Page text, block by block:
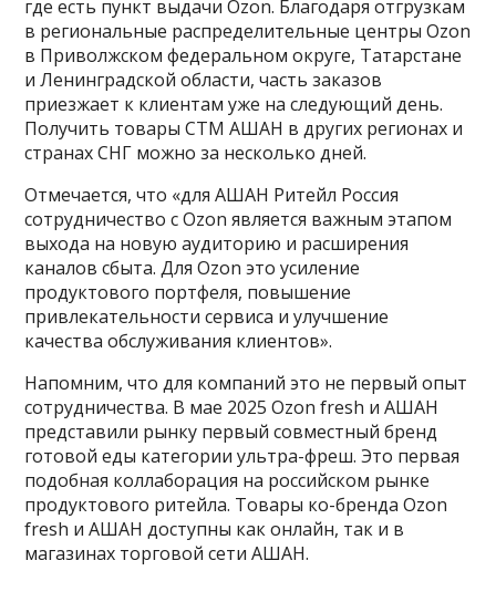
где есть пункт выдачи Ozon. Благодаря отгрузкам
в региональные распределительные центры Ozon
в Приволжском федеральном округе, Татарстане
и Ленинградской области, часть заказов
приезжает к клиентам уже на следующий день.
Получить товары СТМ АШАН в других регионах и
странах СНГ можно за несколько дней.
Отмечается, что «для АШАН Ритейл Россия
сотрудничество с Ozon является важным этапом
выхода на новую аудиторию и расширения
каналов сбыта. Для Ozon это усиление
продуктового портфеля, повышение
привлекательности сервиса и улучшение
качества обслуживания клиентов».
Напомним, что для компаний это не первый опыт
сотрудничества. В мае 2025 Ozon fresh и АШАН
представили рынку первый совместный бренд
готовой еды категории ультра-фреш. Это первая
подобная коллаборация на российском рынке
продуктового ритейла. Товары ко-бренда Ozon
fresh и АШАН доступны как онлайн, так и в
магазинах торговой сети АШАН.